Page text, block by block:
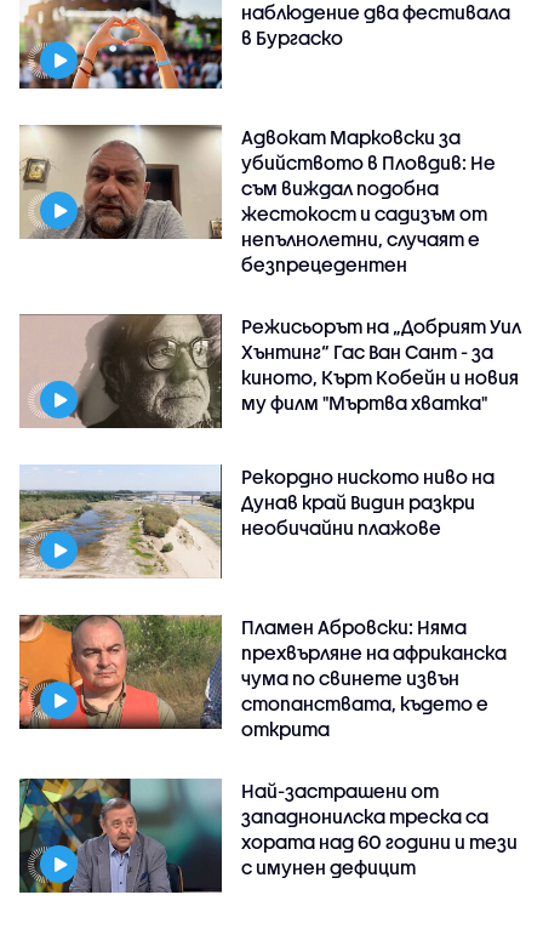
наблюдение два фестивала
в Бургаско
Адвокат Марковски за
убийството в Пловдив: Не
съм виждал подобна
жестокост и садизъм от
непълнолетни, случаят е
безпрецедентен
Режисьорът на „Добрият Уил
Хънтинг“ Гас Ван Сант - за
киното, Кърт Кобейн и новия
му филм "Мъртва хватка"
Рекордно ниското ниво на
Дунав край Видин разкри
необичайни плажове
Пламен Абровски: Няма
прехвърляне на африканска
чума по свинете извън
стопанствата, където е
открита
Най-застрашени от
западнонилска треска са
хората над 60 години и тези
с имунен дефицит